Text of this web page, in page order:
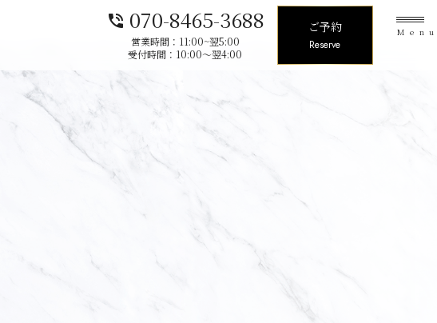
phone_in_talk 070-8465-3688
営業時間：11:00~翌5:00
受付時間：10:00〜翌4:00
ご予約
Reserve